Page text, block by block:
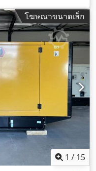
โฆษณาขนาดเล็ก
1 / 15